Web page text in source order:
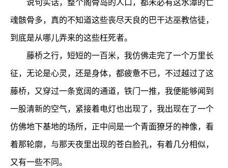
魂骸骨多，真的不知道这些丧尽天良的巴干达巫教信徒，
到底是从哪儿弄来的这些枉死者。
藤桥之行，短短的一百米，我仿佛走完了一个万里长
征，无论是心灵，还是身体，都疲惫不已，不过越过了这
藤桥，又穿过一条宽阔的通道，铁门一推，我便能够闻到
一股清新的空气，紧接着电灯也出现了，我出现在了一个
仿佛地下基地的场所，正中间是一个青面獠牙的神像，看
着那轮廓，与那天夜里出现的苍白脸孔，有着几分相似，
又有一些不同。